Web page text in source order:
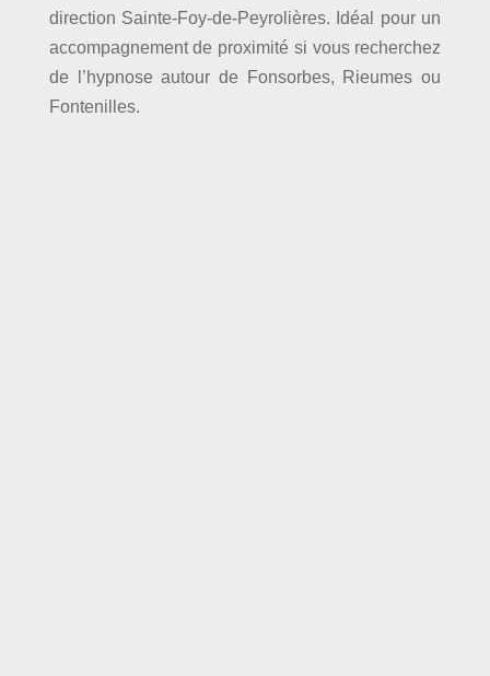
direction Sainte-Foy-de-Peyrolières. Idéal pour un
accompagnement de proximité si vous recherchez
de l’hypnose autour de Fonsorbes, Rieumes ou
Fontenilles.